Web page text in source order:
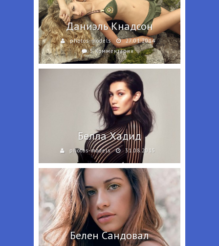
Даниэль Кнадсон
photos-models
27.01.2014
5 Комментарии
Белла Хадид
photos-models 31.08.2015
Белен Сандовал